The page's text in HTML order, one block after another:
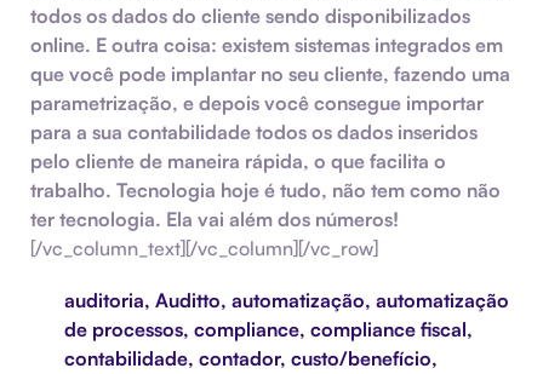
todos os dados do cliente sendo disponibilizados
online. E outra coisa: existem sistemas integrados em
que você pode implantar no seu cliente, fazendo uma
parametrização, e depois você consegue importar
para a sua contabilidade todos os dados inseridos
pelo cliente de maneira rápida, o que facilita o
trabalho. Tecnologia hoje é tudo, não tem como não
ter tecnologia. Ela vai além dos números!
[/vc_column_text][/vc_column][/vc_row]
auditoria, Auditto, automatização, automatização
de processos, compliance, compliance fiscal,
contabilidade, contador, custo/benefício,